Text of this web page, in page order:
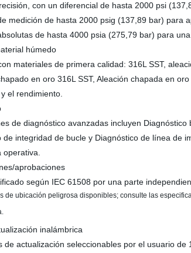
con un diferencial de hasta 2000 psi
medición de hasta 2000 psig (137,89 bar) para
de hasta 4000 psia (275,79 bar) para
húmedo
materiales de primera calidad: 316L SST,
en oro 316L SST, Aleación chapada en
el rendimiento.
de diagnóstico avanzadas incluyen Diagnóstico
de integridad de bucle y Diagnóstico de línea de
operativa.
aprobaciones
según IEC 61508 por una parte
de ubicación peligrosa disponibles; consulte las
inalámbrica
de actualización seleccionables por el usuario de